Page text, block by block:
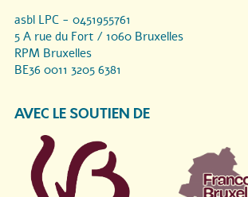
asbl LPC - 0451955761
5 A rue du Fort / 1060 Bruxelles
RPM Bruxelles
BE36 0011 3205 6381
AVEC LE SOUTIEN DE